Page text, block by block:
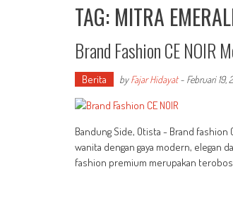
TAG: MITRA
Brand Fashion CE NOIR
Berita byFajar Hidayat- Februari 19,
Bandung Side, Otista - Brand
wanita dengan gaya modern, elegan
fashion premium merupakan